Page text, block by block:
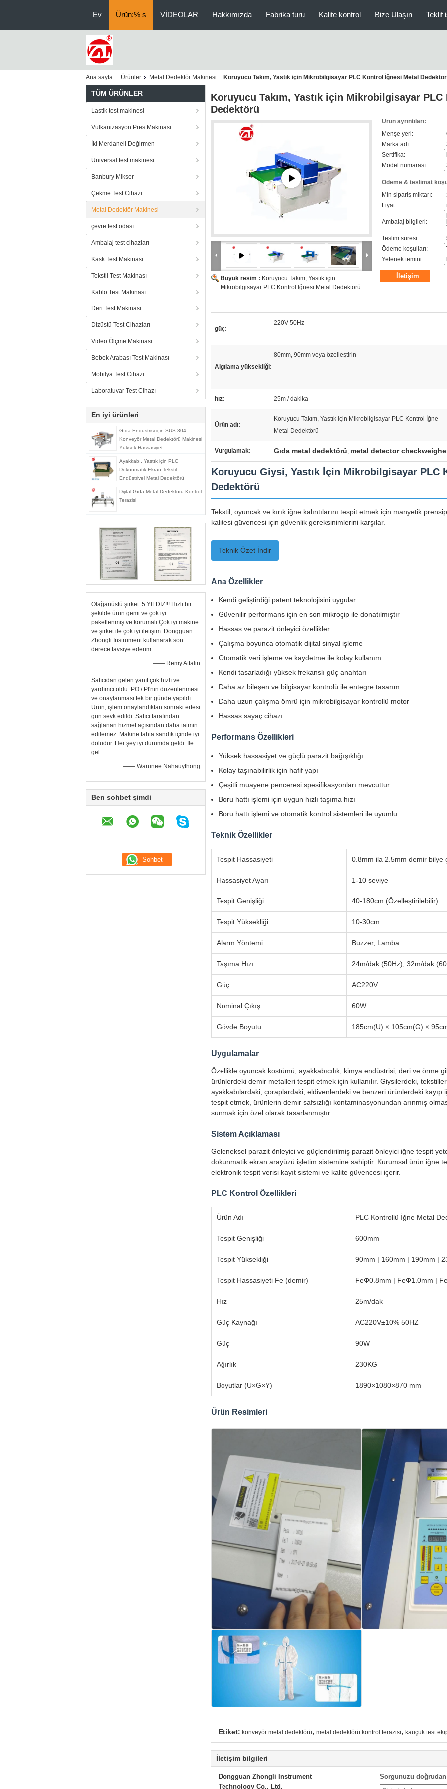
Ev Ürün:% s VİDEOLAR Hakkımızda Fabrika turu Kalite kontrol Bize Ulaşın Teklif
Ana sayfa Ürünler Metal Dedektör Makinesi Koruyucu Takım, Yastık için Mikrobilgisayar PLC Kontrol İğnesi Metal
TÜM ÜRÜNLER
Lastik test makinesi
Vulkanizasyon Pres Makinası
İki Merdaneli Değirmen
Üniversal test makinesi
Banbury Mikser
Çekme Test Cihazı
Metal Dedektör Makinesi
çevre test odası
Ambalaj test cihazları
Kask Test Makinası
Tekstil Test Makinası
Kablo Test Makinası
Deri Test Makinası
Dizüstü Test Cihazları
Video Ölçme Makinası
Bebek Arabası Test Makinası
Mobilya Test Cihazı
Laboratuvar Test Cihazı
En iyi ürünleri
Gıda Endüstrisi için SUS 304
Konveyör Metal Dedektörü Makinesi
Yüksek Hassasiyet
Ayakkabı, Yastık için PLC
Dokunmatik Ekran Tekstil
Endüstriyel Metal Dedektörü
Dijital Gıda Metal Dedektörü Kontrol
Terazisi
Olağanüstü şirket. 5 YILDIZ!!! Hızlı bir
şekilde ürün gemi ve çok iyi
paketlenmiş ve korumalı.Çok iyi makine
ve şirket ile çok iyi iletişim. Dongguan
Zhongli Instrument kullanarak son
derece tavsiye ederim.
—— Remy Attalin
Satıcıdan gelen yanıt çok hızlı ve
yardımcı oldu. PO / PI'nın düzenlenmesi
ve onaylanması tek bir günde yapıldı.
Ürün, işlem onaylandıktan sonraki ertesi
gün sevk edildi. Satıcı tarafından
sağlanan hizmet açısından daha tatmin
edilemez. Makine tahta sandık içinde iyi
doludur. Her şey iyi durumda geldi. İle
gel
—— Warunee Nahauythong
Ben sohbet şimdi
Koruyucu Takım, Yastık için Mikrobilgisayar
Dedektörü
Büyük resim : Koruyucu Takım, Yastık için
Mikrobilgisayar PLC Kontrol İğnesi Metal Dedektörü
Ürün ayrıntıları:
Menşe yeri:
Marka adı:
Sertifika:
Model numarası:
Ödeme & teslimat
Min sipariş miktarı:
Fiyat:
Ambalaj bilgileri:
Teslim süresi:
Ödeme koşulları:
Yetenek temini:
İletişim
güç:
220V 50Hz
Algılama yüksekliği:
80mm, 90mm veya özelleştirin
hız: 25m / dakika
Ürün adı:
Koruyucu Takım, Yastık için Mikrobilgisayar PLC Kontrol İğne
Metal Dedektörü
Vurgulamak: Gıda metal dedektörü, metal detector
Koruyucu Giysi, Yastık İçin Mikrobilgisayar PLC
Dedektörü
Tekstil, oyuncak ve kırık iğne kalıntılarını tespit etmek için manyetik
kalitesi güvencesi için güvenlik gereksinimlerini karşılar.
Teknik Özet İndir
Ana Özellikler
Kendi geliştirdiği patent teknolojisini uygular
Güvenilir performans için en son mikroçip ile donatılmıştır
Hassas ve parazit önleyici özellikler
Çalışma boyunca otomatik dijital sinyal işleme
Otomatik veri işleme ve kaydetme ile kolay kullanım
Kendi tasarladığı yüksek frekanslı güç anahtarı
Daha az bileşen ve bilgisayar kontrolü ile entegre tasarım
Daha uzun çalışma ömrü için mikrobilgisayar kontrollü motor
Hassas sayaç cihazı
Performans Özellikleri
Yüksek hassasiyet ve güçlü parazit bağışıklığı
Kolay taşınabilirlik için hafif yapı
Çeşitli muayene penceresi spesifikasyonları mevcuttur
Boru hattı işlemi için uygun hızlı taşıma hızı
Boru hattı işlemi ve otomatik kontrol sistemleri ile uyumlu
Teknik Özellikler
Tespit Hassasiyeti 0.8mm ila 2.5mm demir bilye
Hassasiyet Ayarı 1-10 seviye
Tespit Genişliği 40-180cm (Özelleştirilebilir)
Tespit Yüksekliği 10-30cm
Alarm Yöntemi Buzzer, Lamba
Taşıma Hızı 24m/dak (50Hz), 32m/dak
Güç AC220V
Nominal Çıkış 60W
Gövde Boyutu 185cm(U) × 105cm(G) ×
Uygulamalar
Özellikle oyuncak kostümü, ayakkabıcılık, kimya endüstrisi, deri ve örme
ürünlerdeki demir metalleri tespit etmek için kullanılır. Giysilerdeki,
ayakkabılardaki, çoraplardaki, eldivenlerdeki ve benzeri ürünlerdeki kayıp
tespit etmek, ürünlerin demir safsızlığı kontaminasyonundan arınmış
sunmak için özel olarak tasarlanmıştır.
Sistem Açıklaması
Geleneksel parazit önleyici ve güçlendirilmiş parazit önleyici iğne tespit
dokunmatik ekran arayüzü işletim sistemine sahiptir. Kurumsal ürün iğne
elektronik tespit verisi kayıt sistemi ve kalite güvencesi içerir.
PLC Kontrol Özellikleri
Ürün Adı PLC Kontrollü İğne Metal
Tespit Genişliği 600mm
Tespit Yüksekliği 90mm | 160mm | 190mm |
Tespit Hassasiyeti Fe (demir) FeΦ0.8mm | FeΦ1.0mm |
Hız 25m/dak
Güç Kaynağı AC220V±10% 50HZ
Güç 90W
Ağırlık 230KG
Boyutlar (U×G×Y) 1890×1080×870 mm
Ürün Resimleri
Etiket: konveyör metal dedektörü, metal dedektörü kontrol terazisi, kauçuk test
İletişim bilgileri
Dongguan Zhongli Instrument
Technology Co., Ltd.
Sorgunuzu